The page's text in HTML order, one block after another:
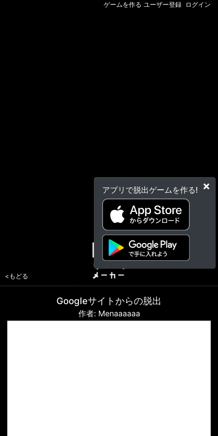
×
アプリで脱出ゲームを作る!
ゲームを作る ユーザー登録 ログイン
<もどる
Googleサイトからの脱出
作者: Menaaaaaa